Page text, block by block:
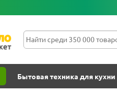
Бытовая техника для кухни